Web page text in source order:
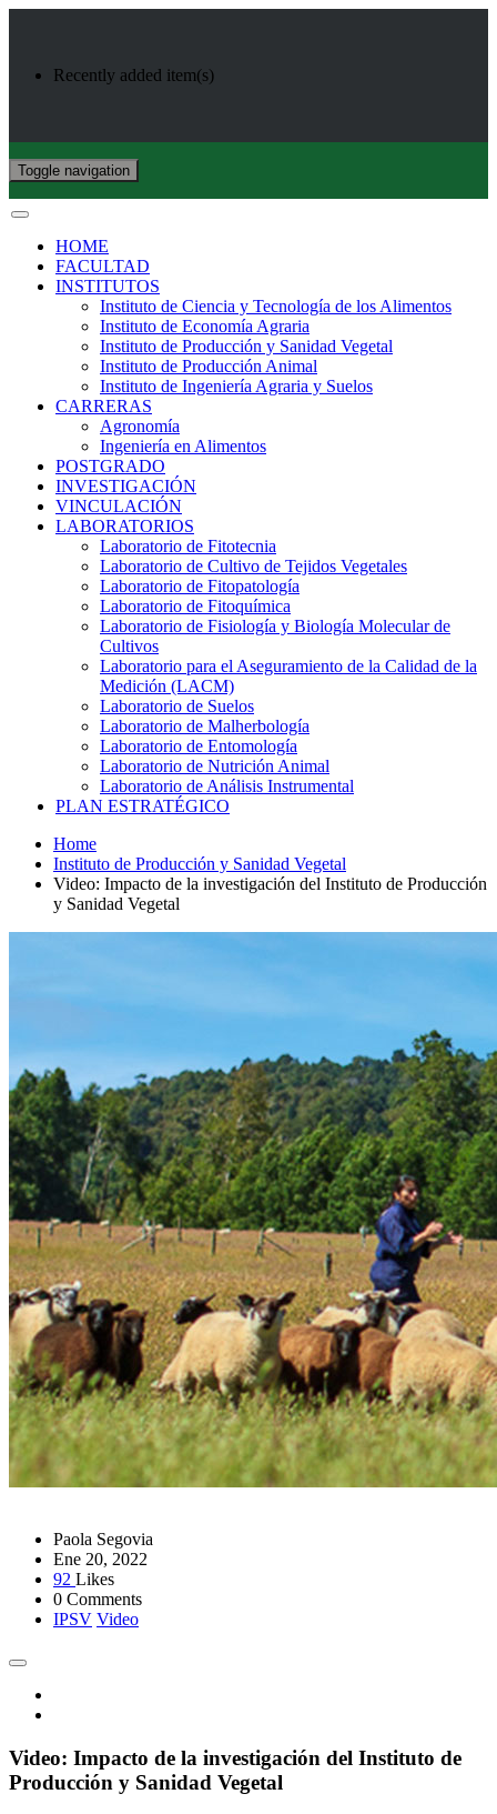
Recently added item(s)
Toggle navigation
HOME
FACULTAD
INSTITUTOS
Instituto de Ciencia y Tecnología de los Alimentos
Instituto de Economía Agraria
Instituto de Producción y Sanidad Vegetal
Instituto de Producción Animal
Instituto de Ingeniería Agraria y Suelos
CARRERAS
Agronomía
Ingeniería en Alimentos
POSTGRADO
INVESTIGACIÓN
VINCULACIÓN
LABORATORIOS
Laboratorio de Fitotecnia
Laboratorio de Cultivo de Tejidos Vegetales
Laboratorio de Fitopatología
Laboratorio de Fitoquímica
Laboratorio de Fisiología y Biología Molecular de
Cultivos
Laboratorio para el Aseguramiento de la Calidad de la
Medición (LACM)
Laboratorio de Suelos
Laboratorio de Malherbología
Laboratorio de Entomología
Laboratorio de Nutrición Animal
Laboratorio de Análisis Instrumental
PLAN ESTRATÉGICO
Home
Instituto de Producción y Sanidad Vegetal
Video: Impacto de la investigación del Instituto de Producción
y Sanidad Vegetal
Paola Segovia
Ene 20, 2022
92 Likes
0 Comments
IPSV Video
Video: Impacto de la investigación del Instituto de
Producción y Sanidad Vegetal